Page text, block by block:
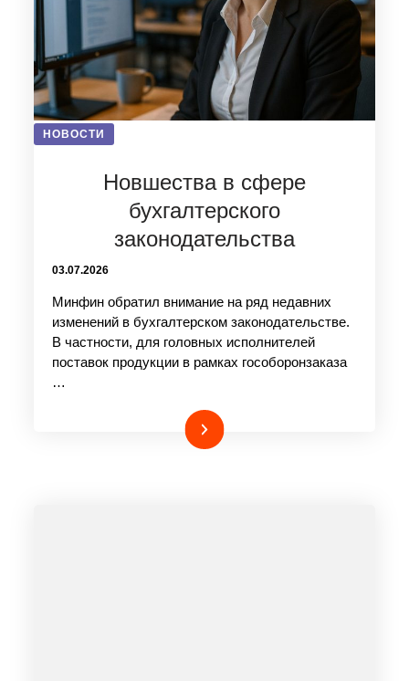
НОВОСТИ
Новшества в сфере
бухгалтерского
законодательства
03.07.2026
Минфин обратил внимание на ряд недавних
изменений в бухгалтерском законодательстве.
В частности, для головных исполнителей
поставок продукции в рамках гособоронзаказа
…
Подробнее